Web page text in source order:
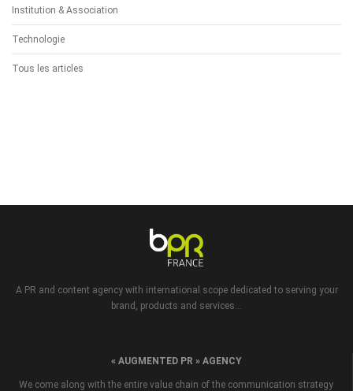
Institution & Association
Technologie
Tous les articles
A PR and content agency with international scope dedicated to serving your
brand, products and services...
« AUGMENTED PR » AGENCY
We come along with the entire value chain of the communication strategy